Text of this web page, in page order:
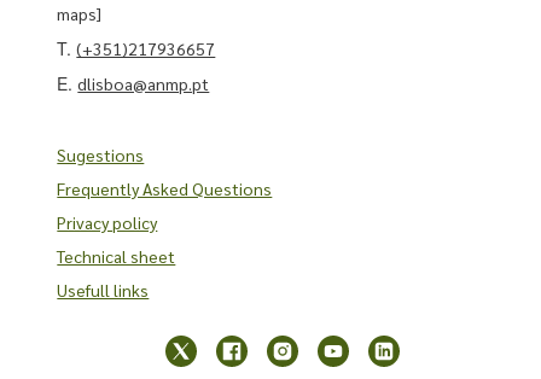
maps]
T.(+351)217936657
E.dlisboa@anmp.pt
Sugestions
Frequently Asked Questions
Privacy policy
Technical sheet
Usefull links